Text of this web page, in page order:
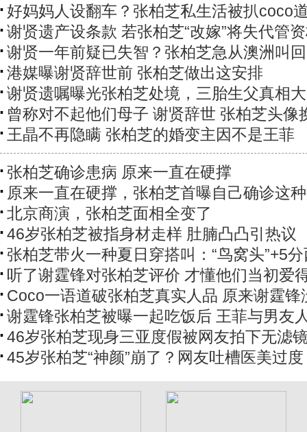
好妈妈人设翻车？张柏芝私生活被扒coco
谢贤遗产设条款 若张柏芝“改嫁”将失代管
谢贤一年前疑已失智？张柏芝急从澳洲叫
港媒曝谢贤辞世前 张柏芝做出这安排
谢贤遗嘱曝光张柏芝处境，三胎生父真相
曾称对不起他们母子 谢贤辞世 张柏芝头像
王晶不再隐瞒 张柏芝的婚变主因不是王菲
张柏芝确诊患病 原来一直在硬撑
原来一直在硬撑，张柏芝首曝自己确诊这
北京商演，张柏芝面相全变了
46岁张柏芝被指身材走样 肚腩凸凸引热议
张柏芝带火一种夏日穿搭叫：“鸟窝头”+5
听了谢霆锋对张柏芝评价 才懂他们当初爱
Coco一语道破张柏芝真实人品 原来谢霆锋
谢霆锋张柏芝被曝一起吃饭后 王菲与男友
46岁张柏芝现身三亚度假被网友拍下无滤
45岁张柏芝“神颜”崩了？网友吐槽医美过度